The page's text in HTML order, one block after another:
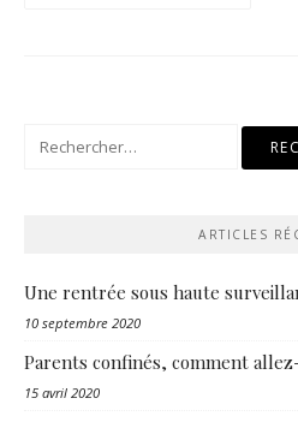
Rechercher :
ARTICLES
Une rentrée sous haute
10 septembre 2020
Parents confinés, comment
15 avril 2020